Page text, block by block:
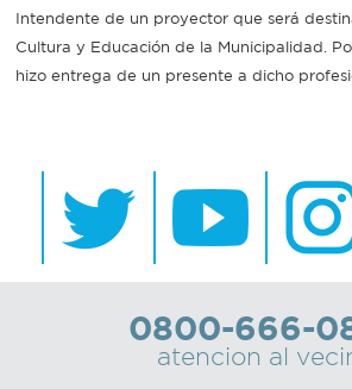
Intendente de un proyector que será
Cultura y Educación de la Municipalidad.
hizo entrega de un presente a dicho
0800-666-
atencion al